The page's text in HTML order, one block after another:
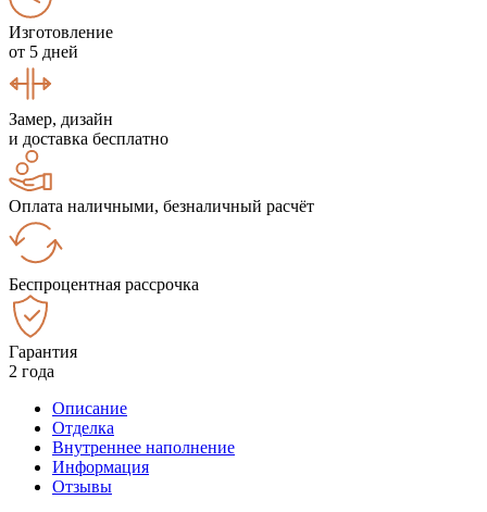
Изготовление
от 5 дней
Замер, дизайн
и доставка бесплатно
Оплата наличными, безналичный расчёт
Беспроцентная рассрочка
Гарантия
2 года
Описание
Отделка
Внутреннее наполнение
Информация
Отзывы